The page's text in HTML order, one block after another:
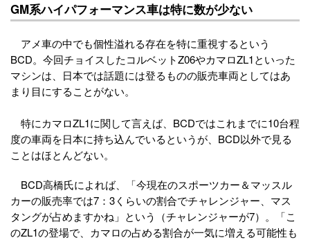
GM系ハイパフォーマンス車は特に数が少ない
アメ車の中でも個性溢れる存在を特に重視するという
BCD。今回チョイスしたコルベットZ06やカマロZL1といった
マシンは、日本では話題には登るものの販売車両としてはあ
まり目にすることがない。
特にカマロZL1に関して言えば、BCDではこれまでに10台程
度の車両を日本に持ち込んでいるというが、BCD以外で見る
ことはほとんどない。
BCD高橋氏によれば、「今現在のスポーツカー＆マッスル
カーの販売率では7：3くらいの割合でチャレンジャー、マス
タングが占めますかね」という（チャレンジャーが7）。「こ
のZL1の登場で、カマロの占める割合が一気に増える可能性も